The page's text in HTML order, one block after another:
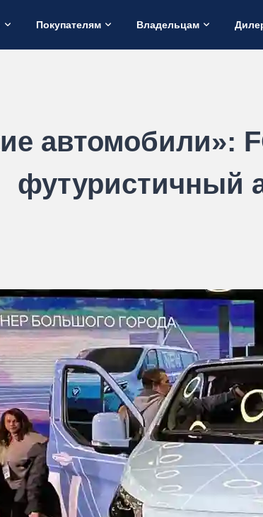
Покупателям Владельцам
автомобили»:
футуристичный